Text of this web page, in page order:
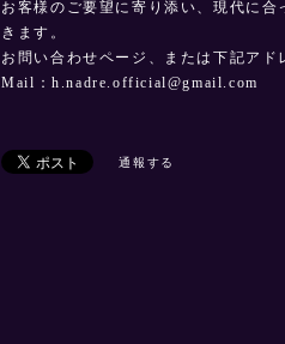
お客様のご要望に寄り添い、現代に
きます。
お問い合わせページ、または下記アド
Mail：h.nadre.official@gmail.com
通報する